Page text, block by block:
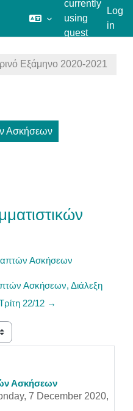
currently
using
guest
Log
in
Εξάμηνο 2020-2021
Ασκήσεων
Ασκήσεων
Ασκήσεων, Διάλεξη
22/12 →
Ασκήσεων
7 December 2020,